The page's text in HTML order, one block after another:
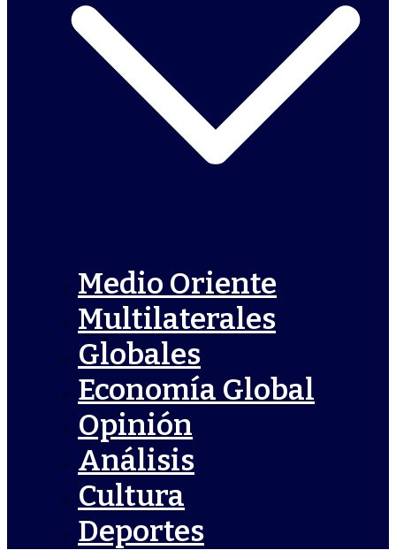
Medio Oriente
Multilaterales
Globales
Economía Global
Opinión
Análisis
Cultura
Deportes